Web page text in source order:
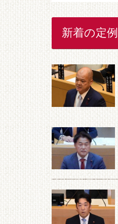
新着の定